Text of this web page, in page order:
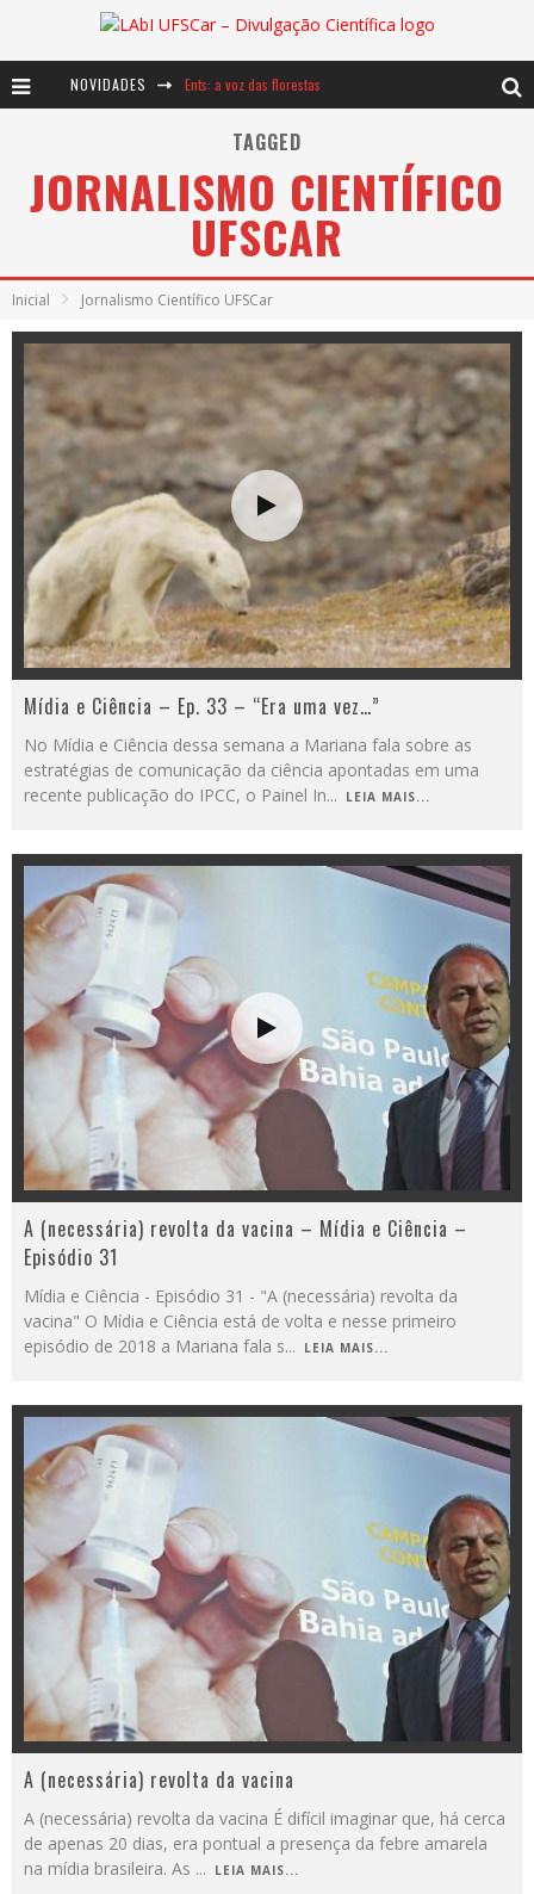
NOVIDADES Ents: a voz das florestas
Notáveis: Bertha Lutz
Baú de Histórias - A jamais imaginada aventura com os moinhos de vento
TAGGED
JORNALISMO CIENTÍFICO
UFSCAR
Inicial Jornalismo Científico UFSCar
Mídia e Ciência – Ep. 33 – “Era uma vez…”
No Mídia e Ciência dessa semana a Mariana fala sobre as
estratégias de comunicação da ciência apontadas em uma
recente publicação do IPCC, o Painel In... LEIA MAIS...
A (necessária) revolta da vacina – Mídia e Ciência –
Episódio 31
Mídia e Ciência - Episódio 31 - "A (necessária) revolta da
vacina" O Mídia e Ciência está de volta e nesse primeiro
episódio de 2018 a Mariana fala s... LEIA MAIS...
A (necessária) revolta da vacina
A (necessária) revolta da vacina É difícil imaginar que, há cerca
de apenas 20 dias, era pontual a presença da febre amarela
na mídia brasileira. As ... LEIA MAIS...